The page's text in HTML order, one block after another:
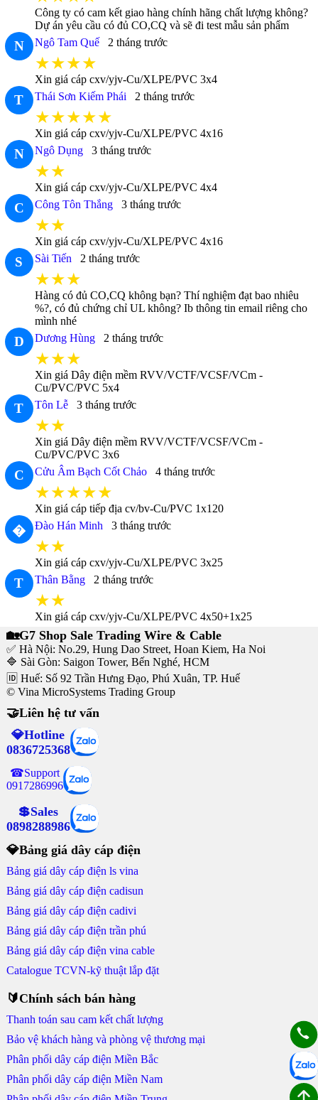
Công ty có cam kết giao hàng chính hãng chất lượng không?
Dự án yêu cầu có đủ CO,CQ và sẽ đi test mẫu sản phẩm
N Ngô Tam Quế 2 tháng trước
★★★★
Xin giá cáp cxv/yjv-Cu/XLPE/PVC 3x4
T Thái Sơn Kiếm Phái 2 tháng trước
★★★★★
Xin giá cáp cxv/yjv-Cu/XLPE/PVC 4x16
N Ngô Dụng 3 tháng trước
★★
Xin giá cáp cxv/yjv-Cu/XLPE/PVC 4x4
C Công Tôn Thắng 3 tháng trước
★★
Xin giá cáp cxv/yjv-Cu/XLPE/PVC 4x16
S Sài Tiến 2 tháng trước
★★★
Hàng có đủ CO,CQ không bạn? Thí nghiệm đạt bao nhiêu
%?, có đủ chứng chỉ UL không? Ib thông tin email riêng cho
mình nhé
D Dương Hùng 2 tháng trước
★★★
Xin giá Dây điện mềm RVV/VCTF/VCSF/VCm -
Cu/PVC/PVC 5x4
T Tôn Lễ 3 tháng trước
★★
Xin giá Dây điện mềm RVV/VCTF/VCSF/VCm -
Cu/PVC/PVC 3x6
C Cửu Âm Bạch Cốt Chảo 4 tháng trước
★★★★★
Xin giá cáp tiếp địa cv/bv-Cu/PVC 1x120
� Đào Hán Minh 3 tháng trước
★★
Xin giá cáp cxv/yjv-Cu/XLPE/PVC 3x25
T Thân Bằng 2 tháng trước
★★
Xin giá cáp cxv/yjv-Cu/XLPE/PVC 4x50+1x25
🏡G7 Shop Sale Trading Wire & Cable
✅ Hà Nội: No.29, Hung Dao Street, Hoan Kiem, Ha Noi
🔷 Sài Gòn: Saigon Tower, Bến Nghé, HCM
🆔 Huế: Số 92 Trần Hưng Đạo, Phú Xuân, TP. Huế
© Vina MicroSystems Trading Group
🤝Liên hệ tư vấn
💎Hotline
0836725368
☎Support
0917286996
💲Sales
0898288986
💎Bảng giá dây cáp điện
Bảng giá dây cáp điện ls vina
Bảng giá dây cáp điện cadisun
Bảng giá dây cáp điện cadivi
Bảng giá dây cáp điện trần phú
Bảng giá dây cáp điện vina cable
Catalogue TCVN-kỹ thuật lắp đặt
🔰Chính sách bán hàng
Thanh toán sau cam kết chất lượng
Bảo vệ khách hàng và phòng vệ thương mại
Phân phối dây cáp điện Miền Bắc
Phân phối dây cáp điện Miền Nam